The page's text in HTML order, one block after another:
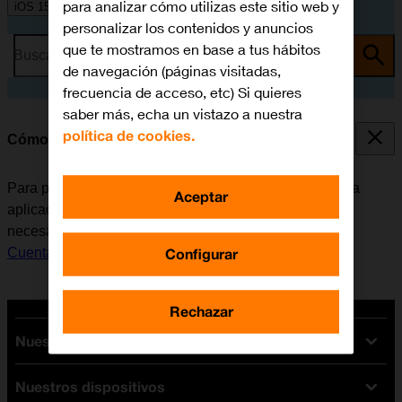
iOS 15.0
Busca por problema o tema
Cómo instalar Instagram
Para poder utilizar Instagram, es necesario instalar esta
aplicación en el móvil. Antes de instalar Instagram, es
necesarioconfigurar el móvil para internetyactivar la
Cuenta de Apple en el móvil.
Nuestras tarifas
Tarifas Orange
Nuestros dispositivos
para analizar cómo utilizas este sitio web y
personalizar los contenidos y anuncios
que te mostramos en base a tus hábitos
de navegación (páginas visitadas,
frecuencia de acceso, etc) Si quieres
saber más, echa un vistazo a nuestra
política de cookies.
Configurar
Rechazar
Aceptar